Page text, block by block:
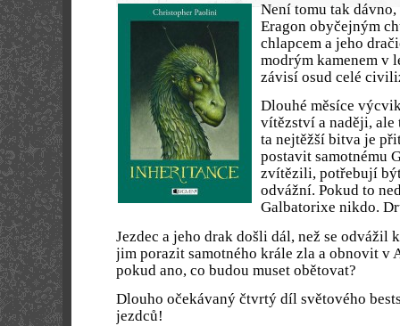
Není tomu tak
Eragon obyčejným
chlapcem a jeho
modrým kamenem v
závisí osud celé
Dlouhé měsíce
vítězství a naději, ale
ta nejtěžší bitva je
postavit samotnému
zvítězili, potřebují
odvážní. Pokud to
Galbatorixe nikdo.
Jezdec a jeho drak došli dál, než se odvážil
jim porazit samotného krále zla a obnovit v
pokud ano, co budou muset obětovat?
Dlouho očekávaný čtvrtý díl světového
jezdců!